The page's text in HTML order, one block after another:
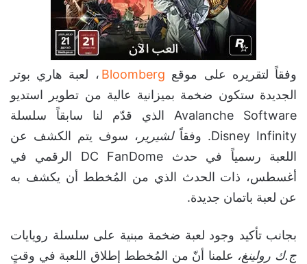
وفقاً لتقريره على موقع Bloomberg ، لعبة هاري بوتر
الجديدة ستكون ضخمة بميزانية عالية من تطوير استديو
Avalanche Software الذي قدّم لنا سابقاً سلسلة
Disney Infinity. وفقاً
لشيرير ، سوف يتم الكشف عن
اللعبة رسمياً في حدث DC FanDome الرقمي في
أغسطس، ذات الحدث الذي من المُخطط أن يكشف به
عن لعبة باتمان جديدة.
بجانب تأكيد وجود لعبة ضخمة مبنية على سلسلة رويايات
ج.ك رولينغ، علمنا أنّ من المُخطط إطلاق اللعبة في وقتٍ